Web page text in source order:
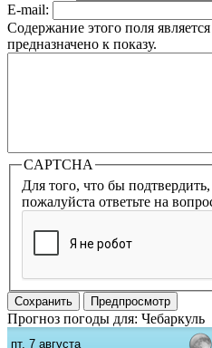
E-mail:
Содержание этого поля
предназначено к показу.
CAPTCHA
Для того, что бы
пожалуйста ответьте на
Прогноз погоды для: Чебаркуль